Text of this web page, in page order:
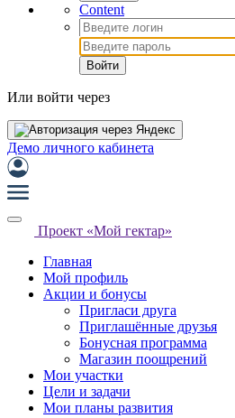
Content
Войти
Или войти через
Демо личного кабинета
Проект «Мой гектар»
Главная
Мой профиль
Акции и бонусы
Пригласи друга
Приглашённые друзья
Бонусная программа
Магазин поощрений
Мои участки
Цели и задачи
Мои планы развития